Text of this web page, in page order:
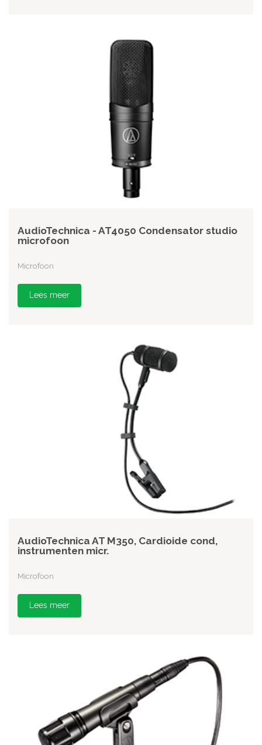
AudioTechnica - AT4050 Condensator studio
microfoon
Microfoon
Lees meer
AudioTechnica AT M350, Cardioide cond,
instrumenten micr.
Microfoon
Lees meer